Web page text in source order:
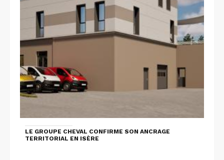
LE GROUPE CHEVAL CONFIRME SON ANCRAGE
TERRITORIAL EN ISÈRE